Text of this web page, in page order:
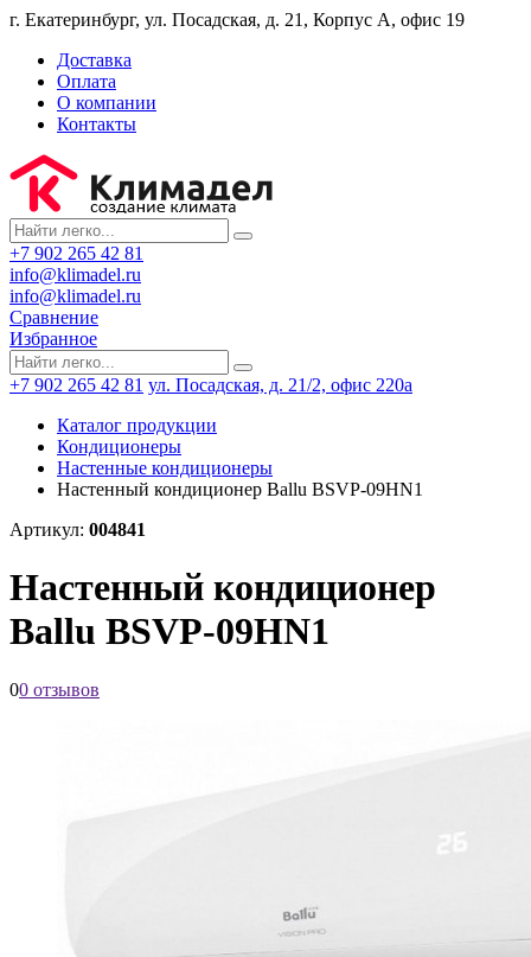
г. Екатеринбург, ул. Посадская, д. 21, Корпус А, офис 19
Доставка
Оплата
О компании
Контакты
+7 902 265 42 81
info@klimadel.ru
info@klimadel.ru
Сравнение
Избранное
+7 902 265 42 81 ул. Посадская, д. 21/2, офис 220а
Каталог продукции
Кондиционеры
Настенные кондиционеры
Настенный кондиционер Ballu BSVP-09HN1
Артикул: 004841
Настенный кондиционер
Ballu BSVP-09HN1
00 отзывов